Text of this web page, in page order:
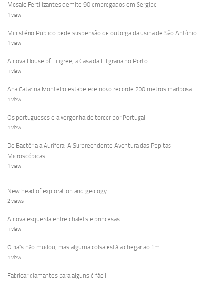
Mosaic Fertilizantes demite 90 empregados em Sergipe
1 view
Ministério Público pede suspensão de outorga da usina de São Antônio
1 view
A nova House of Filigree, a Casa da Filigrana no Porto
1 view
Ana Catarina Monteiro estabelece novo recorde 200 metros mariposa
1 view
Os portugueses e a vergonha de torcer por Portugal
1 view
De Bactéria a Aurífera: A Surpreendente Aventura das Pepitas
Microscópicas
1 view
New head of exploration and geology
2 views
A nova esquerda entre chalets e princesas
1 view
O país não mudou, mas alguma coisa está a chegar ao fim
1 view
Fabricar diamantes para alguns é fácil